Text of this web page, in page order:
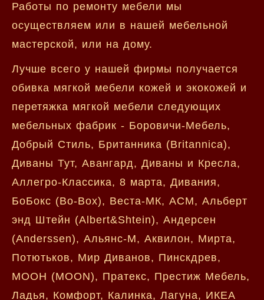
Работы по ремонту мебели мы
осуществляем или в нашей мебельной
мастерской, или на дому.
Лучше всего у нашей фирмы получается
обивка мягкой мебели кожей и экокожей и
перетяжка мягкой мебели следующих
мебельных фабрик - Боровичи-Мебель,
Добрый Стиль, Британника (Britannica),
Диваны Тут, Авангард, Диваны и Кресла,
Аллегро-Классика, 8 марта, Дивания,
БоБокс (Bo-Box), Веста-МК, АСМ, Альберт
энд Штейн (Albert&Shtein), Андерсен
(Anderssen), Альянс-М, Аквилон, Мирта,
Потютьков, Мир Диванов, Пинскдрев,
МООН (MOON), Пратекс, Престиж Мебель,
Ладья, Комфорт, Калинка, Лагуна, ИКЕА